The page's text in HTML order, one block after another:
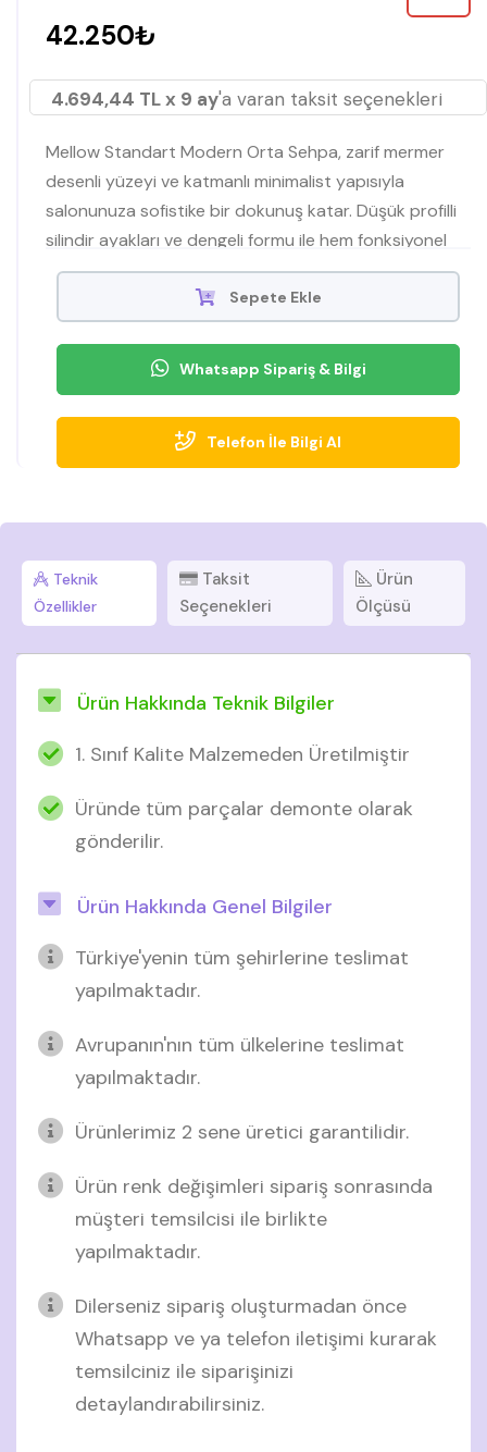
42.250₺
4.694,44 TL x 9 ay'a varan taksit seçenekleri
Mellow Standart Modern Orta Sehpa, zarif mermer
desenli yüzeyi ve katmanlı minimalist yapısıyla
salonunuza sofistike bir dokunuş katar. Düşük profilli
silindir ayakları ve dengeli formu ile hem fonksiyonel
hem de görsel odak noktasıdır.
Sepete Ekle
Whatsapp Sipariş & Bilgi
Telefon İle Bilgi Al
Teknik
Özellikler
Taksit
Seçenekleri
Ürün
Ölçüsü
Ürün Hakkında Teknik Bilgiler
1. Sınıf Kalite Malzemeden Üretilmiştir
Üründe tüm parçalar demonte olarak
gönderilir.
Ürün Hakkında Genel Bilgiler
Türkiye'yenin tüm şehirlerine teslimat
yapılmaktadır.
Avrupanın'nın tüm ülkelerine teslimat
yapılmaktadır.
Ürünlerimiz 2 sene üretici garantilidir.
Ürün renk değişimleri sipariş sonrasında
müşteri temsilcisi ile birlikte
yapılmaktadır.
Dilerseniz sipariş oluşturmadan önce
Whatsapp ve ya telefon iletişimi kurarak
temsilciniz ile siparişinizi
detaylandırabilirsiniz.